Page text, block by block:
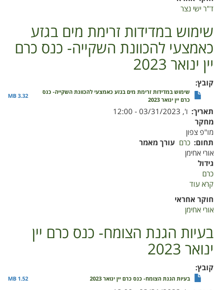
בכרמי
היין
איפה
הבעיות
?
ד"ר ישי נצר
שימוש במדידות זרימת מים בגזע
כאמצעי להכוונת השקייה- כנס כרם
יין ינואר 2023
קובץ
שימוש במדידות זרימת מים בגזע כאמצעי להכוונת השקייה- כנס
כרם יין ינואר 2023
3.32 MB
תאריך ו', 03/31/2023 - 12:00
מחקר
מו"פ צפון
תחום כרם עורך מאמר
אורי אחימן
גידול
כרם
קרא עוד
במדידות
זרימת
בגזע
כאמצעי
להכוונת
כנס
כרם
חוקר אחראי
אורי אחימן
בעיות הגנת הצומח- כנס כרם יין
ינואר 2023
קובץ
בעיות הגנת הצומח- כנס כרם יין ינואר 2023 1.52 MB